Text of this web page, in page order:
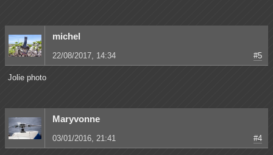
michel
22/08/2017, 14:34 #5
Jolie photo
Maryvonne
03/01/2016, 21:41 #4